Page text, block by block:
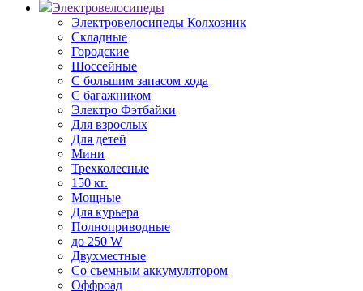
Электровелосипеды
Электровелосипеды Колхозник
Складные
Городские
Шоссейные
С большим запасом хода
С багажником
Электро Фэтбайки
Для взрослых
Для детей
Мини
Трехколесные
150 кг.
Мощные
Для курьера
Полноприводные
до 250 W
Двухместные
Со съемным аккумулятором
Оффроад